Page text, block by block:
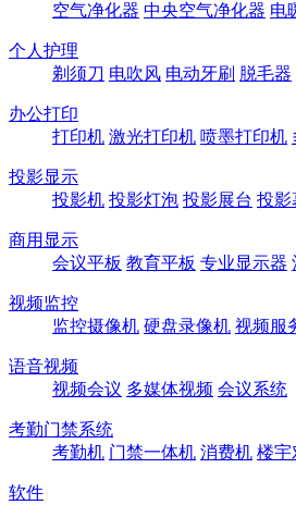
空气净化器 中央空气净化器 电
个人护理
剃须刀 电吹风 电动牙刷 脱毛器
办公打印
打印机 激光打印机 喷墨打印机
投影显示
投影机 投影灯泡 投影展台 投影
商用显示
会议平板 教育平板 专业显示器
视频监控
监控摄像机 硬盘录像机 视频服
语音视频
视频会议 多媒体视频 会议系统
考勤门禁系统
考勤机 门禁一体机 消费机 楼宇
软件